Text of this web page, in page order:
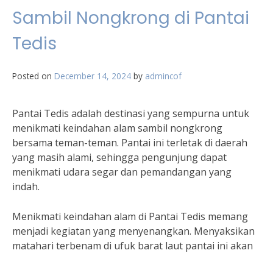
Sambil Nongkrong di Pantai
Tedis
Posted on December 14, 2024 by admincof
Pantai Tedis adalah destinasi yang sempurna untuk
menikmati keindahan alam sambil nongkrong
bersama teman-teman. Pantai ini terletak di daerah
yang masih alami, sehingga pengunjung dapat
menikmati udara segar dan pemandangan yang
indah.
Menikmati keindahan alam di Pantai Tedis memang
menjadi kegiatan yang menyenangkan. Menyaksikan
matahari terbenam di ufuk barat laut pantai ini akan